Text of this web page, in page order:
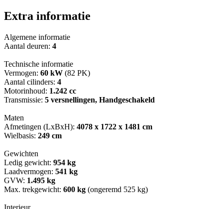
Extra informatie
Algemene informatie
Aantal deuren: 4
Technische informatie
Vermogen: 60 kW (82 PK)
Aantal cilinders: 4
Motorinhoud: 1.242 cc
Transmissie: 5 versnellingen, Handgeschakeld
Maten
Afmetingen (LxBxH): 4078 x 1722 x 1481 cm
Wielbasis: 249 cm
Gewichten
Ledig gewicht: 954 kg
Laadvermogen: 541 kg
GVW: 1.495 kg
Max. trekgewicht: 600 kg (ongeremd 525 kg)